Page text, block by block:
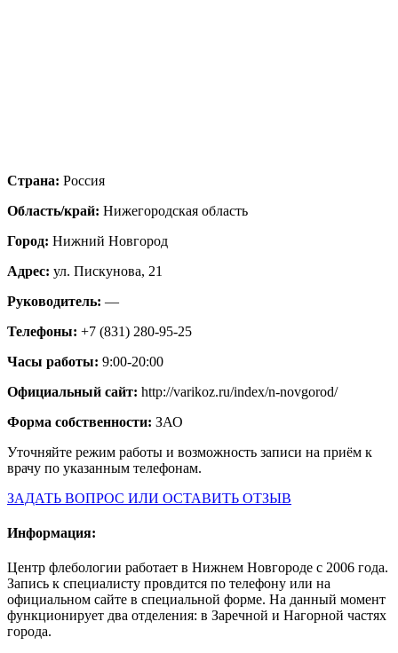
Страна: Россия
Область/край: Нижегородская область
Город: Нижний Новгород
Адрес: ул. Пискунова, 21
Руководитель: —
Телефоны: +7 (831) 280-95-25
Часы работы: 9:00-20:00
Официальный сайт: http://varikoz.ru/index/n-novgorod/
Форма собственности: ЗАО
Уточняйте режим работы и возможность записи на приём к
врачу по указанным телефонам.
ЗАДАТЬ ВОПРОС ИЛИ ОСТАВИТЬ ОТЗЫВ
Информация:
Центр флебологии работает в Нижнем Новгороде с 2006 года.
Запись к специалисту провдится по телефону или на
официальном сайте в специальной форме. На данный момент
функционирует два отделения: в Заречной и Нагорной частях
города.